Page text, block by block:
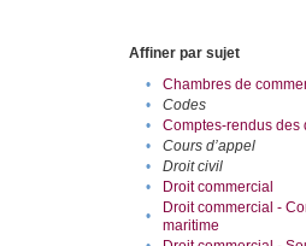
Affiner par sujet
•
Chambres de
•
Codes
•
Comptes-rendus des
•
Cours d’appel
•
Droit civil
•
Droit commercial
•
Droit commercial -
maritime